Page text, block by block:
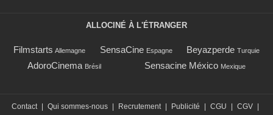
ALLOCINÉ À L'ÉTRANGER
Filmstarts Allemagne SensaCine Espagne Beyazperde Turquie
AdoroCinema Brésil Sensacine México Mexique
Contact | Qui sommes-nous | Recrutement | Publicité | CGU | CGV |